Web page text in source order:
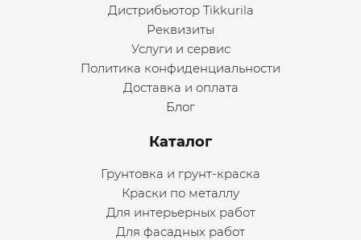
Дистрибьютор Tikkurila
Реквизиты
Услуги и сервис
Политика конфиденциальности
Доставка и оплата
Блог
Каталог
Грунтовка и грунт-краска
Краски по металлу
Для интерьерных работ
Для фасадных работ